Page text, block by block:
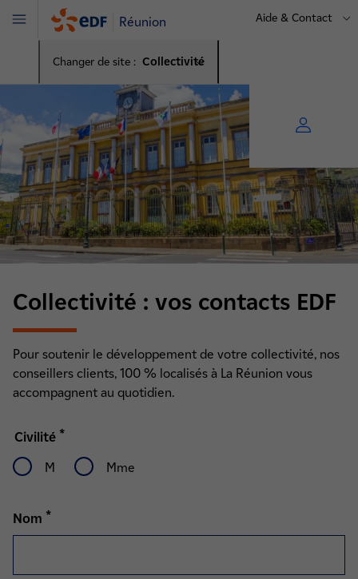
Réunion
Changer de site : Collectivité
Aide & Contact
Menu
Collectivité : vos contacts EDF
Pour soutenir le développement de votre collectivité, nos
conseillers clients, 100 % localisés à La Réunion vous
accompagnent au quotidien.
Civilité *
M Mme
Nom *